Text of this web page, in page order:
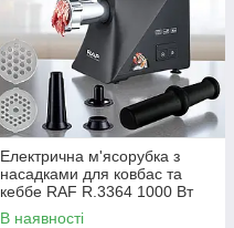
Електрична м'ясорубка з
насадками для ковбас та
кеббе RAF R.3364 1000 Вт
В наявності